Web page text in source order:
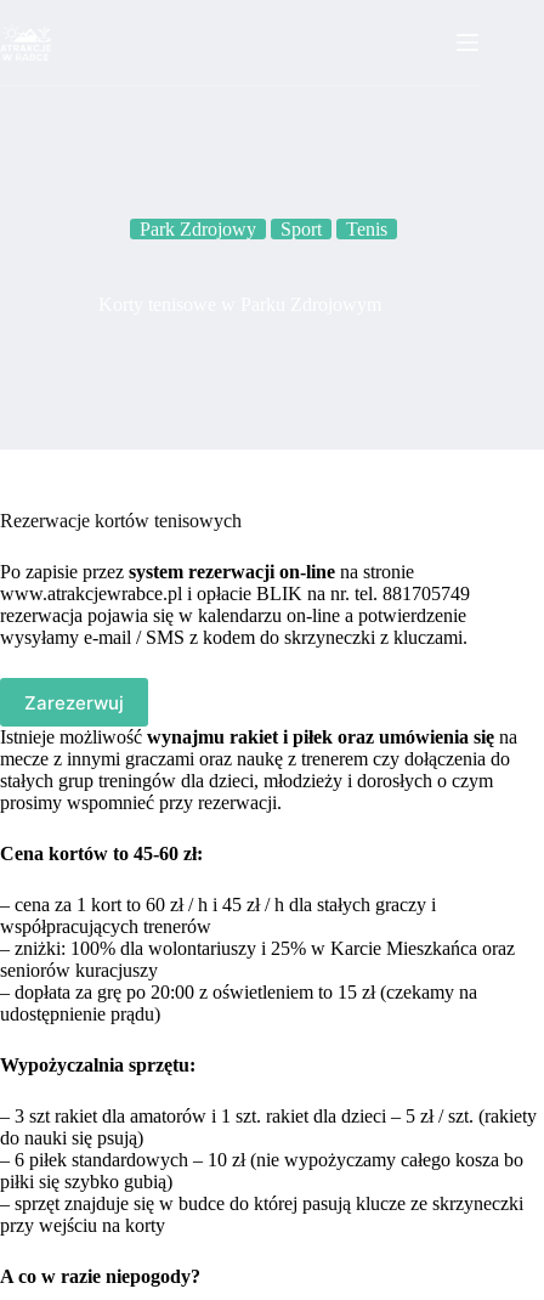
Park Zdrojowy Sport Tenis
Rezerwacje kortów tenisowych
Po zapisie przez system rezerwacji on-line na stronie
www.atrakcjewrabce.pl i opłacie BLIK na nr. tel. 881705749
rezerwacja pojawia się w kalendarzu on-line a potwierdzenie
wysyłamy e-mail / SMS z kodem do skrzyneczki z kluczami.
Zarezerwuj
Istnieje możliwość wynajmu rakiet i piłek oraz umówienia się na
mecze z innymi graczami oraz naukę z trenerem czy dołączenia do
stałych grup treningów dla dzieci, młodzieży i dorosłych o czym
prosimy wspomnieć przy rezerwacji.
Cena kortów to 45-60 zł:
– cena za 1 kort to 60 zł / h i 45 zł / h dla stałych graczy i
współpracujących trenerów
– zniżki: 100% dla wolontariuszy i 25% w Karcie Mieszkańca oraz
seniorów kuracjuszy
– dopłata za grę po 20:00 z oświetleniem to 15 zł (czekamy na
udostępnienie prądu)
Wypożyczalnia sprzętu:
– 3 szt rakiet dla amatorów i 1 szt. rakiet dla dzieci – 5 zł / szt. (rakiety
do nauki się psują)
– 6 piłek standardowych – 10 zł (nie wypożyczamy całego kosza bo
piłki się szybko gubią)
– sprzęt znajduje się w budce do której pasują klucze ze skrzyneczki
przy wejściu na korty
A co w razie niepogody?